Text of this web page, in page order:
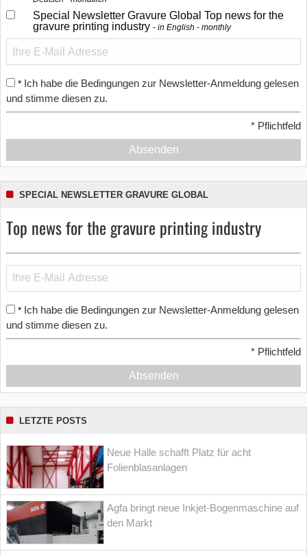
Special Newsletter Gravure Global Top news for the
gravure printing industry
in English - monthly
* Ich habe die Bedingungen zur Newsletter-Anmeldung gelesen
und stimme diesen zu.
* Pflichtfeld
Absenden
SPECIAL NEWSLETTER GRAVURE GLOBAL
Top news for the gravure printing industry
* Ich habe die Bedingungen zur Newsletter-Anmeldung gelesen
und stimme diesen zu.
* Pflichtfeld
Absenden
LETZTE POSTS
Neue Halle schafft Platz für acht
Folienblasanlagen
Agfa bringt neue Inkjet-Bogenmaschine auf
den Markt